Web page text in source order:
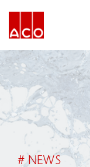
Skip
to
content
# NEWS